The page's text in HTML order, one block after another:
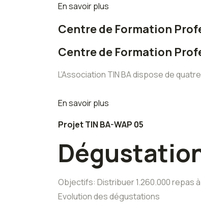
En savoir plus
Centre de Formation
Centre de Formation
L’Association TIN BA dispose de
En savoir plus
Projet TIN BA-WAP 05
Objectifs: Distribuer 1.260.000 repas
Evolution des dégustations